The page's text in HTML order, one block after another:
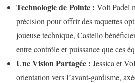
Technologie de Pointe : Volt Padel
précision pour offrir des raquettes
joueuse technique, Castello
entre contrôle et puissance que ces
Une Vision Partagée : Jessica et
orientation vers l’avant-gardisme,